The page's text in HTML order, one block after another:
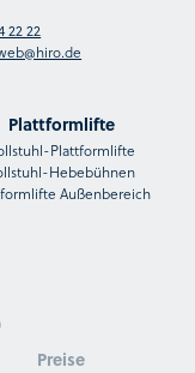
22 22
Plattformlifte
Plattformlifte
Hebebühnen
Außenbereich
Preise